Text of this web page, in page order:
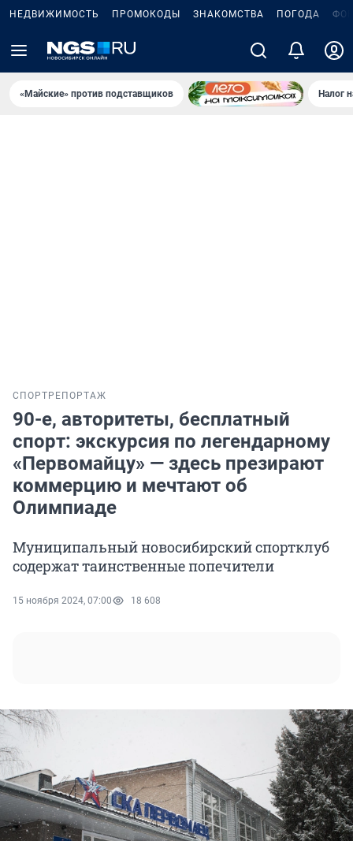
НЕДВИЖИМОСТЬ ПРОМОКОДЫ ЗНАКОМСТВА ПОГОДА
«Майские» против подставщиков Налог
СПОРТ РЕПОРТАЖ
90-е, авторитеты, бесплатный
спорт: экскурсия по легендарному
«Первомайцу» — здесь презирают
коммерцию и мечтают об
Олимпиаде
Муниципальный новосибирский спортклуб
содержат таинственные попечители
15 ноября 2024, 07:00 18 608